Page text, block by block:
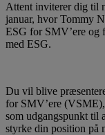
Attent inviterer dig til
januar, hvor Tommy
ESG for SMV’ere og
med ESG.
Du vil blive
for SMV’ere
som udgangspunkt til
styrke din position på